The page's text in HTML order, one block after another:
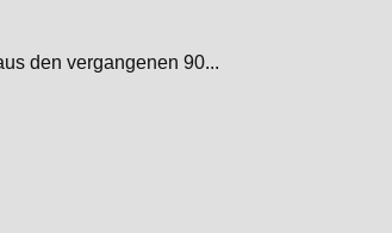
den vergangenen 90...